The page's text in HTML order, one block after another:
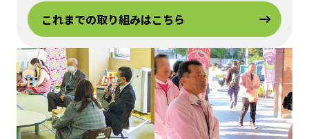
これまでの取り組みはこちら